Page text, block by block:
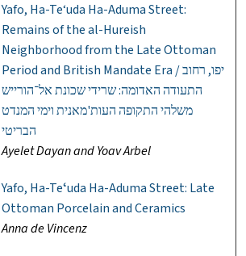
Yafo, Ha-Te‘uda Ha-Aduma Street:
Remains of the al-Hureish
Neighborhood from the Late Ottoman
Period and British Mandate Era / יפו, רחוב
התעודה האדומה: שרידי שכונת אל־הורייש
משלהי התקופה העות'מאנית וימי המנדט
הבריטי
Ayelet Dayan and Yoav Arbel
Yafo, Ha-Teʻuda Ha-Aduma Street: Late
Ottoman Porcelain and Ceramics
Anna de Vincenz